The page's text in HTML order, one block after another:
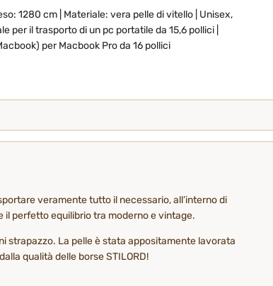
1280 cm | Materiale: vera pelle di vitello | Unisex,
per il trasporto di un pc portatile da 15,6 pollici |
per Macbook Pro da 16 pollici
veramente tutto il necessario, all’interno di
il perfetto equilibrio tra moderno e vintage.
strapazzo. La pelle è stata appositamente lavorata
qualità delle borse STILORD!